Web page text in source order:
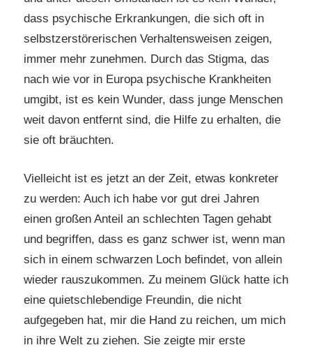
dass psychische Erkrankungen, die sich oft in
selbstzerstörerischen Verhaltensweisen zeigen,
immer mehr zunehmen. Durch das Stigma, das
nach wie vor in Europa psychische Krankheiten
umgibt, ist es kein Wunder, dass junge Menschen
weit davon entfernt sind, die Hilfe zu erhalten, die
sie oft bräuchten.
Vielleicht ist es jetzt an der Zeit, etwas konkreter
zu werden: Auch ich habe vor gut drei Jahren
einen großen Anteil an schlechten Tagen gehabt
und begriffen, dass es ganz schwer ist, wenn man
sich in einem schwarzen Loch befindet, von allein
wieder rauszukommen. Zu meinem Glück hatte ich
eine quietschlebendige Freundin, die nicht
aufgegeben hat, mir die Hand zu reichen, um mich
in ihre Welt zu ziehen. Sie zeigte mir erste